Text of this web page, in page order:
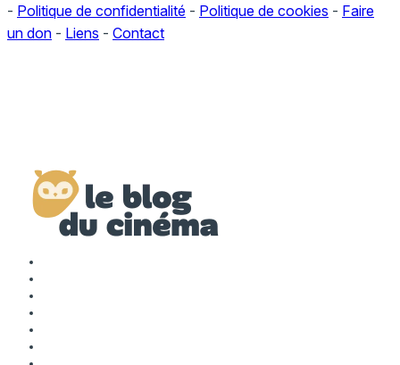
- Politique de confidentialité - Politique de cookies - Faire
un don - Liens - Contact